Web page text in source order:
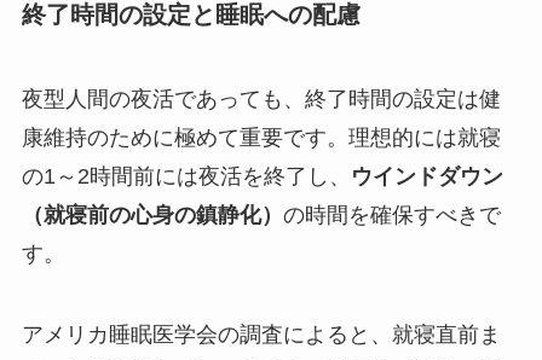
終了時間の設定と睡眠への配慮
夜型人間の夜活であっても、終了時間の設定は健
康維持のために極めて重要です。理想的には就寝
の1～2時間前には夜活を終了し、
ウインドダウン
（就寝前の心身の鎮静化） の時間を確保すべきで
す。
アメリカ睡眠医学会の調査によると、就寝直前ま